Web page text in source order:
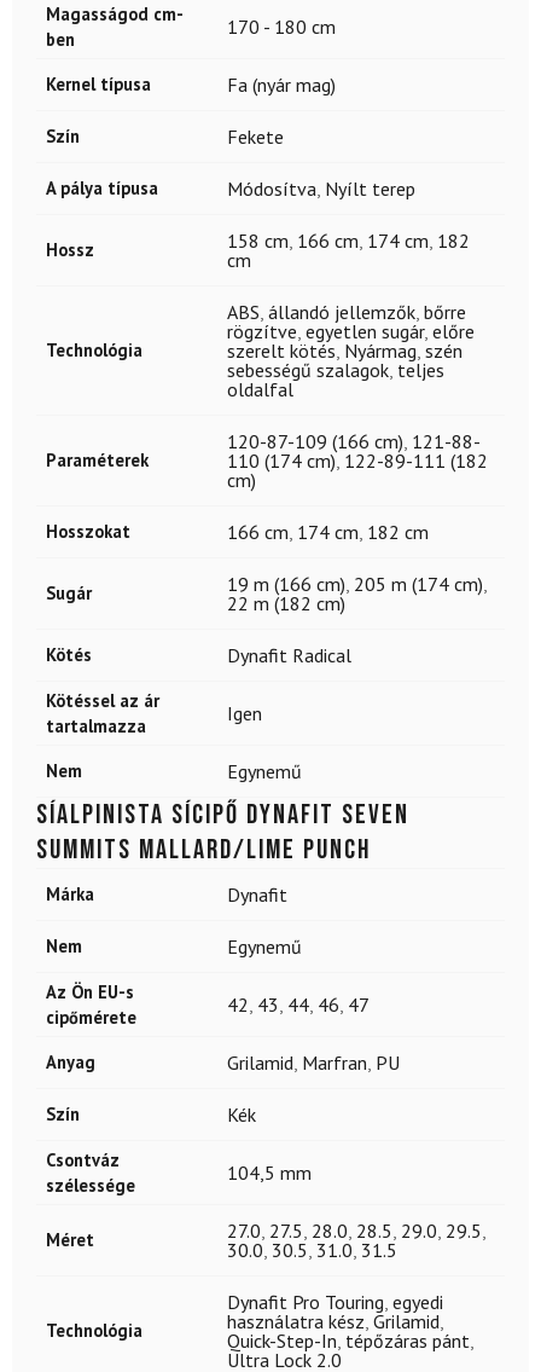
Magasságod cm-
ben
170 - 180 cm
Kernel típusa Fa (nyár mag)
Szín Fekete
A pálya típusa Módosítva Nyílt terep
Hossz 158 cm 166 cm 174 cm 182
cm
Technológia
ABS állandó jellemzők bőrre
rögzítve egyetlen sugár, előre
szerelt kötés Nyármag szén
sebességű szalagok teljes
oldalfal
Paraméterek
120-87-109 (166 cm) 121-88-
110 (174 cm), 122-89-111 (182
cm)
Hosszokat 166 cm 174 cm 182 cm
Sugár 19 m (166 cm) 205 m (174 cm)
22 m (182 cm)
Kötés Dynafit Radical
Kötéssel az ár
tartalmazza
Igen
Nem Egynemű
Síalpinista sícipő DYNAFIT Seven
Summits Mallard/Lime Punch
Márka Dynafit
Nem Egynemű
Az Ön EU-s
cipőmérete
42 43 44 46 47
Anyag Grilamid Marfran PU
Szín Kék
Csontváz
szélessége
104,5 mm
Méret 27.0 27.5 28.0 28.5 29.0 29.5
30.0 30.5 31.0 31.5
Technológia
Dynafit Pro Touring egyedi
használatra kész Grilamid
Quick-Step-In tépőzáras pánt
Ultra Lock 2.0